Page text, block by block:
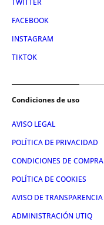
TWITTER
FACEBOOK
INSTAGRAM
TIKTOK
Condiciones de uso
AVISO LEGAL
POLÍTICA DE PRIVACIDAD
CONDICIONES DE COMPRA
POLÍTICA DE COOKIES
AVISO DE TRANSPARENCIA
ADMINISTRACIÓN UTIQ